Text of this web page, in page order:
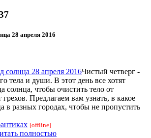
28 апреля 2016
Чистый четверг -
тела и души. В этот день все хотят
солнца, чтобы очистить тело от
Предлагаем вам узнать, в какое
в разных городах, чтобы не пропустить
[offline]
полностью